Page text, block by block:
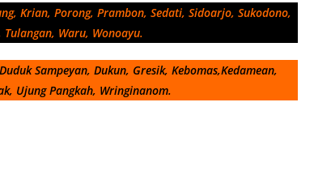
Krian, Porong, Prambon, Sedati, Sidoarjo, Sukodono,
Waru, Wonoayu.
Sampeyan, Dukun, Gresik, Kebomas,Kedamean,
Ujung Pangkah, Wringinanom.